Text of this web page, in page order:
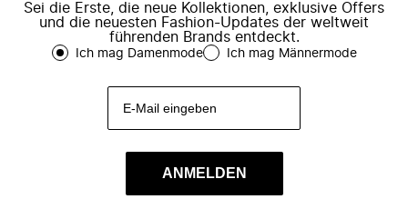
Sei die Erste, die neue Kollektionen, exklusive Offers
und die neuesten Fashion-Updates der weltweit
führenden Brands entdeckt.
Ich mag Damenmode Ich mag Männermode
ANMELDEN